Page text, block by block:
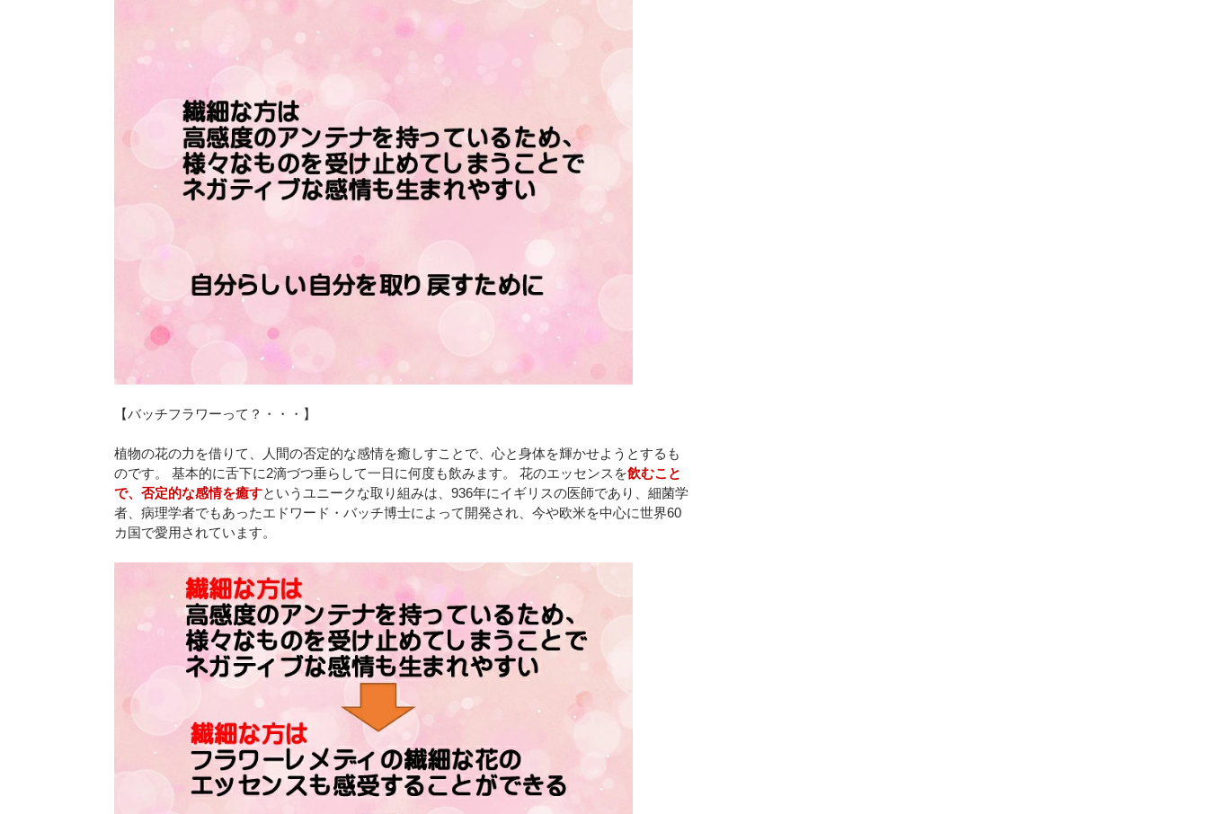
【バッチフラワーって？・・・】
植物の花の力を借りて、人間の否定的な感情を癒しすことで、心と身体を輝かせようとするも
のです。 基本的に舌下に2滴づつ垂らして一日に何度も飲みます。 花のエッセンスを飲むこと
で、否定的な感情を癒すというユニークな取り組みは、936年にイギリスの医師であり、細菌学
者、病理学者でもあったエドワード・バッチ博士によって開発され、今や欧米を中心に世界60
カ国で愛用されています。